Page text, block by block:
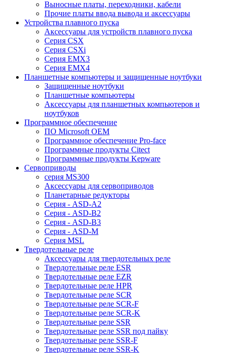
Выносные платы, переходники, кабели
Прочие платы ввода вывода и аксессуары
Устройства плавного пуска
Аксессуары для устройств плавного пуска
Серия CSX
Серия CSXi
Серия EMX3
Серия EMX4
Планшетные компьютеры и защищенные ноутбуки
Защищенные ноутбуки
Планшетные компьютеры
Аксессуары для планшетных компьютеров и
ноутбуков
Программное обеспечение
ПО Microsoft OEM
Программное обеспечение Pro-face
Программные продукты Citect
Программные продукты Kepware
Сервоприводы
серия MS300
Аксессуары для сервоприводов
Планетарные редукторы
Серия - ASD-A2
Серия - ASD-B2
Серия - ASD-B3
Серия - ASD-M
Серия MSL
Твердотельные реле
Аксессуары для твердотельных реле
Твердотельные реле ESR
Твердотельные реле EZR
Твердотельные реле HPR
Твердотельные реле SCR
Твердотельные реле SCR-F
Твердотельные реле SCR-K
Твердотельные реле SSR
Твердотельные реле SSR под пайку
Твердотельные реле SSR-F
Твердотельные реле SSR-K